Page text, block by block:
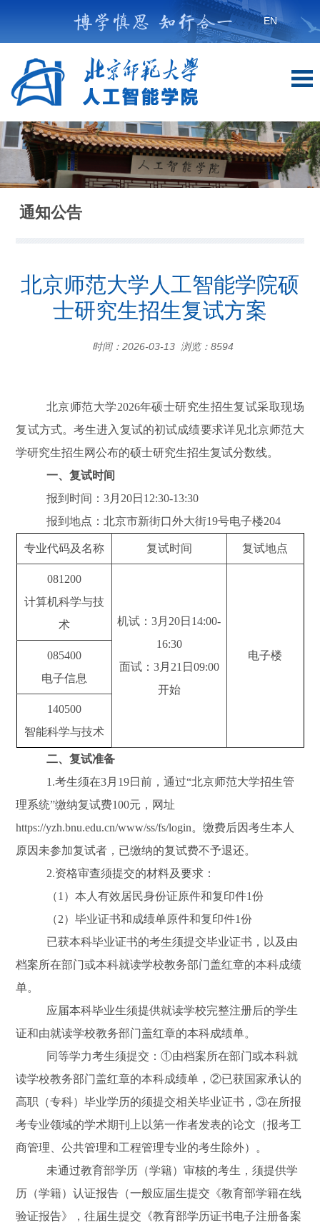
EN
通知公告
北京师范大学人工智能学院硕
士研究生招生复试方案
时间：2026-03-13 浏览： 8594
北京师范大学2026年硕士研究生招生复试采取现场
复试方式。考生进入复试的初试成绩要求详见北京师范大
学研究生招生网公布的硕士研究生招生复试分数线。
一、复试时间
报到时间：3月20日12:30-13:30
报到地点：北京市新街口外大街19号电子楼204
专业代码及名称 复试时间 复试地点
081200
计算机科学与技
术
机试：3月20日14:00-
16:30
面试：3月21日09:00
开始
电子楼
085400
电子信息
140500
智能科学与技术
二、复试准备
1.考生须在3月19日前，通过“北京师范大学招生管
理系统”缴纳复试费100元，网址
https://yzh.bnu.edu.cn/www/ss/fs/login。缴费后因考生本人
原因未参加复试者，已缴纳的复试费不予退还。
2.资格审查须提交的材料及要求：
（1）本人有效居民身份证原件和复印件1份
（2）毕业证书和成绩单原件和复印件1份
已获本科毕业证书的考生须提交毕业证书，以及由
档案所在部门或本科就读学校教务部门盖红章的本科成绩
单。
应届本科毕业生须提供就读学校完整注册后的学生
证和由就读学校教务部门盖红章的本科成绩单。
同等学力考生须提交：①由档案所在部门或本科就
读学校教务部门盖红章的本科成绩单，②已获国家承认的
高职（专科）毕业学历的须提交相关毕业证书，③在所报
考专业领域的学术期刊上以第一作者发表的论文（报考工
商管理、公共管理和工程管理专业的考生除外）。
未通过教育部学历（学籍）审核的考生，须提供学
历（学籍）认证报告（一般应届生提交《教育部学籍在线
验证报告》，往届生提交《教育部学历证书电子注册备案